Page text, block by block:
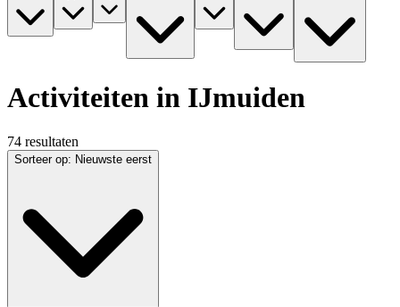
Activiteiten in IJmuiden
74 resultaten
Sorteer op: Nieuwste eerst